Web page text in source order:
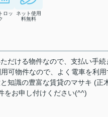
ロッ
ネット使用
料無料
だける物件なので、支払い手
可物件なので、よく電車を利
知識の豊富な賃貸のマサキ (
をお申し付けください(^^)